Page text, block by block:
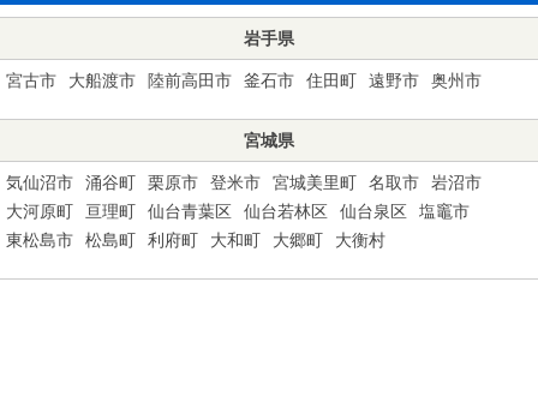
岩手県
宮古市 大船渡市 陸前高田市 釜石市 住田町 遠野市 奥州市
宮城県
気仙沼市 涌谷町 栗原市 登米市 宮城美里町 名取市
岩沼市
大河原町
亘理町 仙台青葉区 仙台若林区 仙台泉区
塩竈市
東松島市
松島町 利府町 大和町 大郷町 大衡村